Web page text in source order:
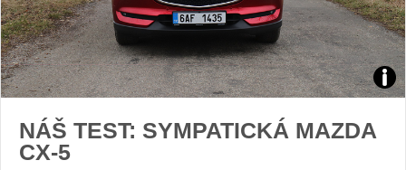
NÁŠ TEST: SYMPATICKÁ MAZDA
CX-5